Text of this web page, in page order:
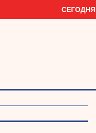
СЕГОДНЯ